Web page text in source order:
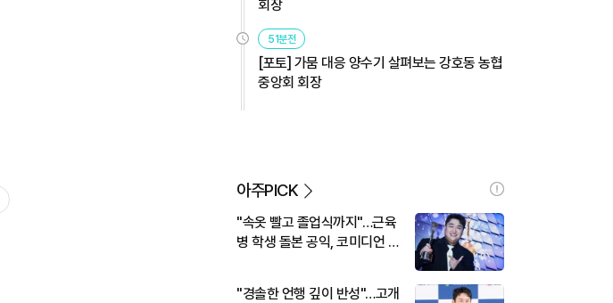
회장
51분전
[포토] 가뭄 대응 양수기 살펴보는 강호동 농협
중앙회 회장
아주PICK
"속옷 빨고 졸업식까지"…근육
병 학생 돌본 공익, 코미디언 김
"경솔한 언행 깊이 반성"…고개